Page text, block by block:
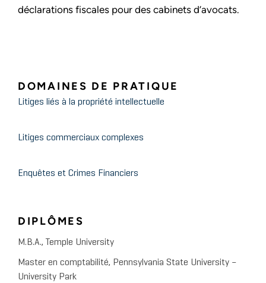
déclarations fiscales pour des cabinets d’avocats.
DOMAINES DE PRATIQUE
Litiges liés à la propriété intellectuelle
Litiges commerciaux complexes
Enquêtes et Crimes Financiers
DIPLÔMES
M.B.A., Temple University
Master en comptabilité, Pennsylvania State University –
University Park